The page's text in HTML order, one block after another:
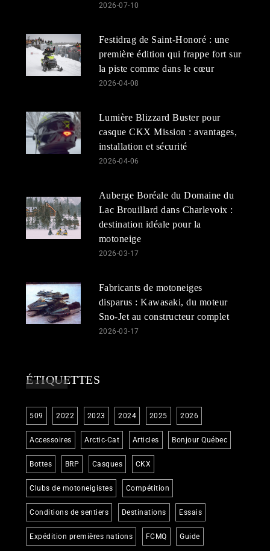
2026-07-10
Festidrag de Saint-Honoré : une
première édition qui frappe fort sur
la piste comme dans le cœur
2026-04-08
Lumière Blizzard Buster pour
casque CKX Mission : avantages,
installation et sécurité
2026-04-06
Auberge Boréale du Domaine du
Lac Brouillard dans Charlevoix :
destination idéale pour la
motoneige
2026-03-17
Fabricants de motoneiges
disparus : Kawasaki, du moteur
Sno-Jet au constructeur complet
2026-03-17
ÉTIQUETTES
509 2022 2023 2024 2025 2026
Accessoires Arctic-Cat Articles Bonjour Québec
Bottes BRP Casques CKX
Clubs de motoneigistes Compétition
Conditions de sentiers Destinations Essais
Expédition premières nations FCMQ Guide